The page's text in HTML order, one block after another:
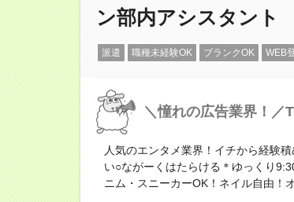
ン部内アシスタント
派遣 職種未経験OK ブランクOK WEB
＼憧れの広告業界！／
人気のエンタメ業界！イチから経験
い○ながーくはたらける＊ゆっくり
ニム・スニーカーOK！ネイル自由！